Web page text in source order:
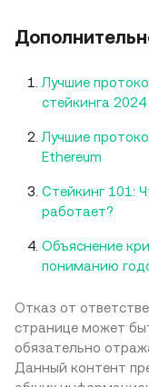
Лучшие
стейкинга 2024
Лучшие
Ethereum
Стейкинг 101:
работает?
Объяснение
пониманию
Отказ от
странице может
обязательно
Данный контент